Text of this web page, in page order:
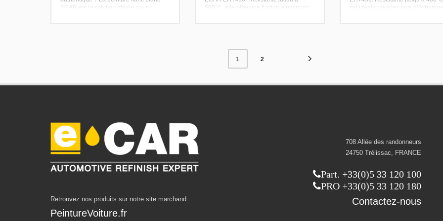
ECAR est la solution idéale pour
600°C, elle offre une finition aluminium
est idéale pour les pots
1 2
Retrouvez nos produits sur notre site marchand :
PeintureVoiture.fr
708 Allée des randonneurs
24750 Trélissac, FRANCE
Part. +33(0)5 33 120 100
PRO +33(0)5 33 120 180
Contactez-nous